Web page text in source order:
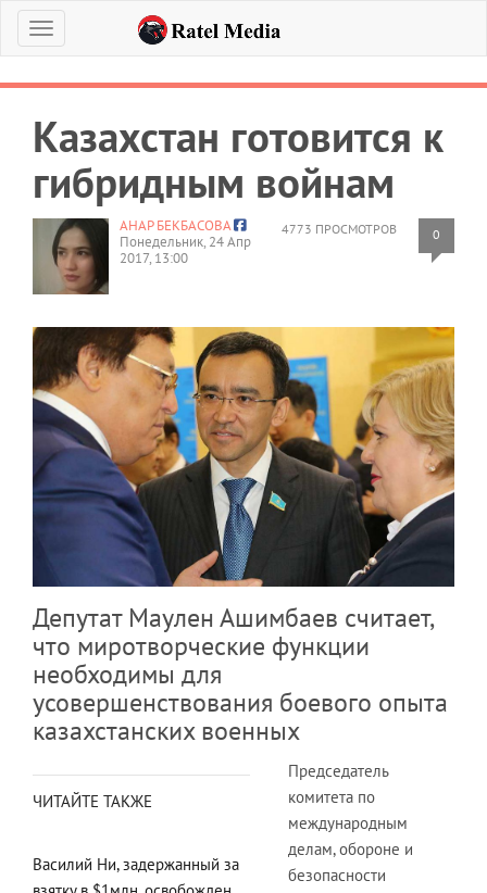
Меню
Казахстан готовится к
гибридным войнам
4773 ПРОСМОТРОВ 0
АНАР БЕКБАСОВА
Понедельник, 24 Апр
2017, 13:00
Депутат Маулен Ашимбаев считает,
что миротворческие функции
необходимы для
усовершенствования боевого опыта
казахстанских военных
ЧИТАЙТЕ ТАКЖЕ
Василий Ни, задержанный за
Председатель
комитета по
международным
делам, обороне и
безопасности